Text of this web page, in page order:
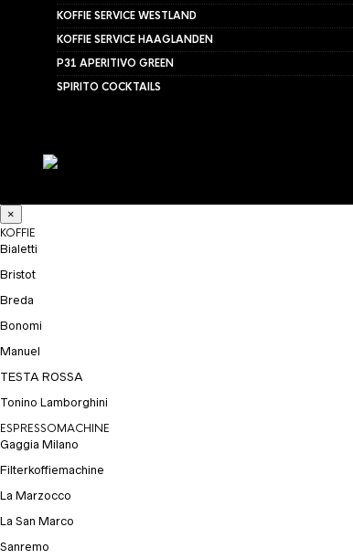
KOFFIE SERVICE WESTLAND
KOFFIE SERVICE HAAGLANDEN
P31 APERITIVO GREEN
SPIRITO COCKTAILS
×
KOFFIE
Bialetti
Bristot
Breda
Bonomi
Manuel
TESTA ROSSA
Tonino Lamborghini
ESPRESSOMACHINE
Gaggia Milano
Filterkoffiemachine
La Marzocco
La San Marco
Sanremo